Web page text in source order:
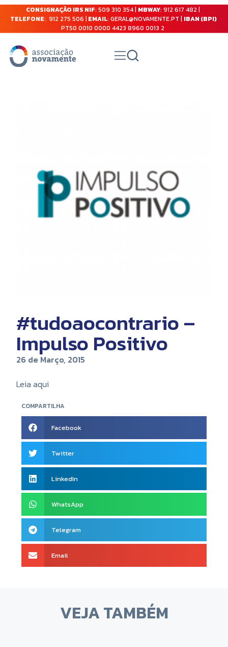
CONSIGNAÇÃO IRS NIF: 509 310 354 | MBWAY: 912 617 482 |
TELEFONE: 912 275 506 | EMAIL: GERAL@NOVAMENTE.PT | IBAN (BPI)
PT50 0010 0000 4423 8960 0013 2
COMPARTILHA
Facebook
Twitter
LinkedIn
WhatsApp
Telegram
Email
#tudoaocontrario –
Impulso Positivo
26 de Março, 2015
Leia aqui
VEJA TAMBÉM